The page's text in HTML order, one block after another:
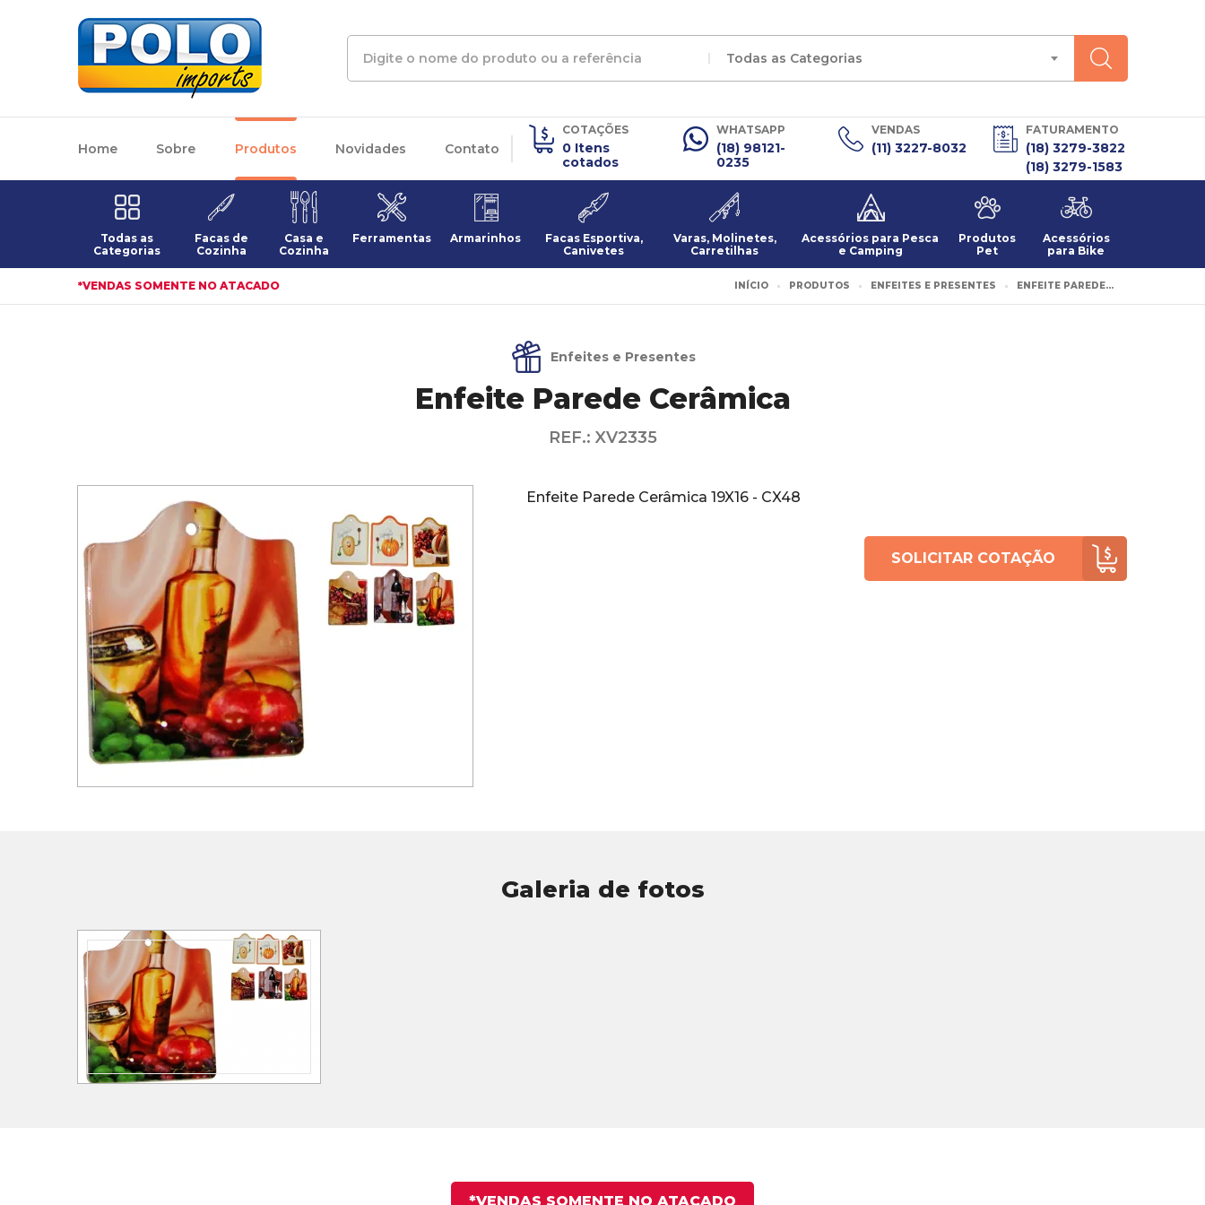
Todas as Categorias
Home Sobre Produtos Novidades Contato
COTAÇÕES
0 Itens
cotados
WHATSAPP
(18) 98121-
0235
VENDAS
(11) 3227-8032
FATURAMENTO
(18) 3279-3822
(18) 3279-1583
Todas as
Categorias
Facas de
Cozinha
Casa e
Cozinha
Ferramentas Armarinhos
Facas Esportiva,
Canivetes
Varas, Molinetes,
Carretilhas
Acessórios para Pesca
e Camping
Produtos
Pet
Acessórios
para Bike
*VENDAS SOMENTE NO ATACADO INÍCIO PRODUTOS ENFEITES E PRESENTES ENFEITE PAREDE...
Enfeites e Presentes
Enfeite Parede Cerâmica
REF.: XV2335
Enfeite Parede Cerâmica 19X16 - CX48
SOLICITAR COTAÇÃO
Galeria de fotos
*VENDAS SOMENTE NO ATACADO